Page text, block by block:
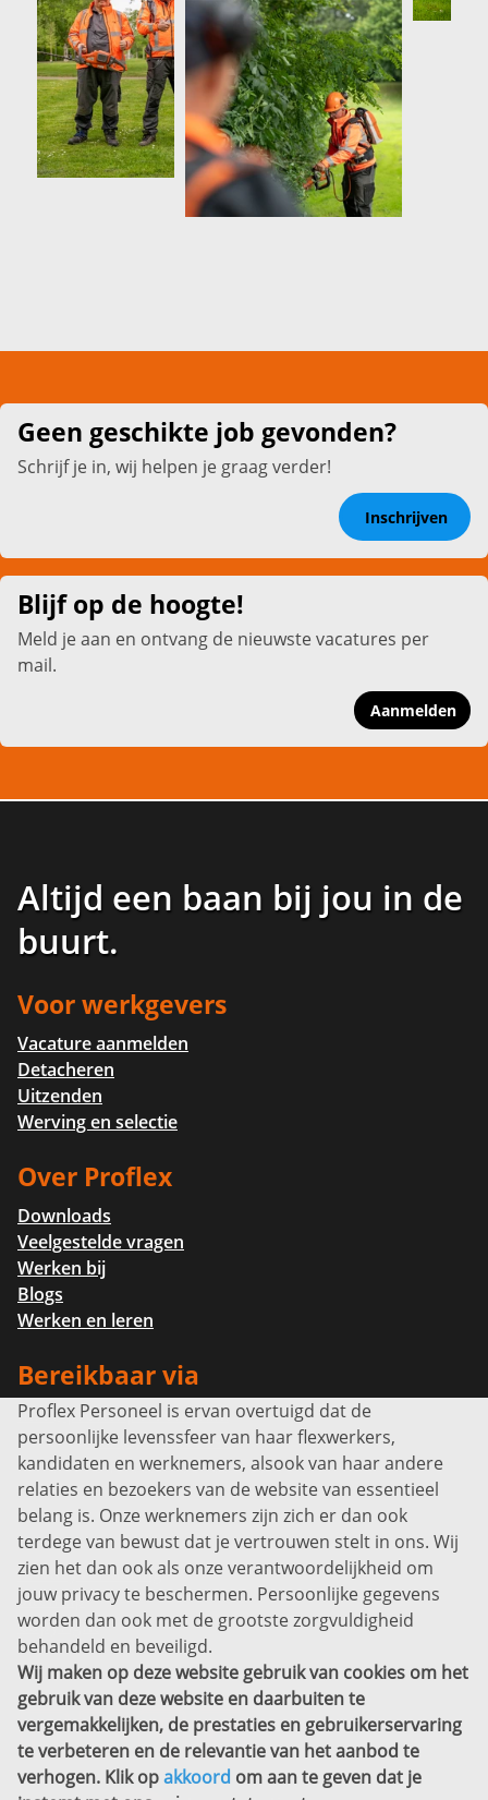
Geen geschikte job gevonden?
Schrijf je in, wij helpen je graag verder!
Inschrijven
Blijf op de hoogte!
Meld je aan en ontvang de nieuwste vacatures per
mail.
Aanmelden
Altijd een baan bij jou in de
buurt.
Voor werkgevers
Vacature aanmelden
Detacheren
Uitzenden
Werving en selectie
Over Proflex
Downloads
Veelgestelde vragen
Werken bij
Blogs
Werken en leren
Bereikbaar via
Info@proflexpersoneel.nl
Bel ons:+31 (0)85 0450040
Prins Willem-Alexanderlaan 301
7311 SW Apeldoorn
Disclaimer
Privacyverklaring
Sitemap
Copyright
Bekijk ook eens
Proflex Personeel is ervan overtuigd dat de
persoonlijke levenssfeer van haar flexwerkers,
kandidaten en werknemers, alsook van haar andere
relaties en bezoekers van de website van essentieel
belang is. Onze werknemers zijn zich er dan ook
terdege van bewust dat je vertrouwen stelt in ons. Wij
zien het dan ook als onze verantwoordelijkheid om
jouw privacy te beschermen. Persoonlijke gegevens
worden dan ook met de grootste zorgvuldigheid
behandeld en beveiligd.
Wij maken op deze website gebruik van cookies om het
gebruik van deze website en daarbuiten te
vergemakkelijken, de prestaties en gebruikerservaring
te verbeteren en de relevantie van het aanbod te
verhogen. Klik opakkoord om aan te geven dat je